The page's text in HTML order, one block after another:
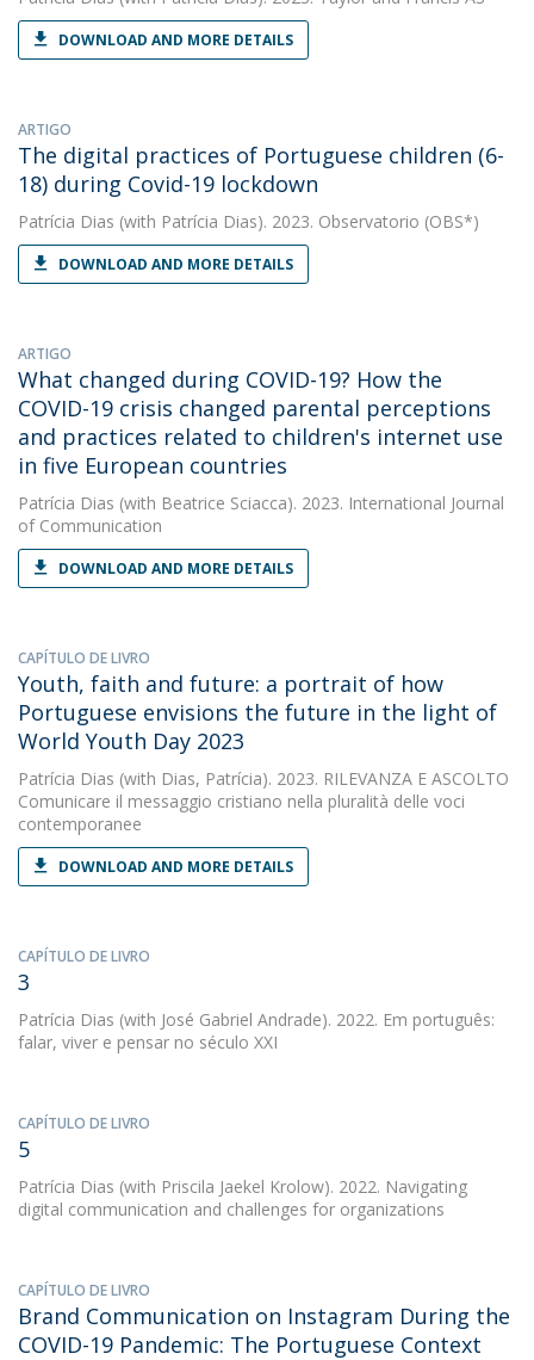
DOWNLOAD AND MORE DETAILS
ARTIGO
The digital practices of Portuguese children (6-
18) during Covid-19 lockdown
Patrícia Dias (with Patrícia Dias). 2023. Observatorio (OBS*)
DOWNLOAD AND MORE DETAILS
ARTIGO
What changed during COVID-19? How the
COVID-19 crisis changed parental perceptions
and practices related to children's internet use
in five European countries
Patrícia Dias (with Beatrice Sciacca). 2023. International Journal
of Communication
DOWNLOAD AND MORE DETAILS
CAPÍTULO DE LIVRO
Youth, faith and future: a portrait of how
Portuguese envisions the future in the light of
World Youth Day 2023
Patrícia Dias (with Dias, Patrícia). 2023. RILEVANZA E ASCOLTO
Comunicare il messaggio cristiano nella pluralità delle voci
contemporanee
DOWNLOAD AND MORE DETAILS
CAPÍTULO DE LIVRO
3
Patrícia Dias (with José Gabriel Andrade). 2022. Em português:
falar, viver e pensar no século XXI
CAPÍTULO DE LIVRO
5
Patrícia Dias (with Priscila Jaekel Krolow). 2022. Navigating
digital communication and challenges for organizations
CAPÍTULO DE LIVRO
Brand Communication on Instagram During the
COVID-19 Pandemic: The Portuguese Context